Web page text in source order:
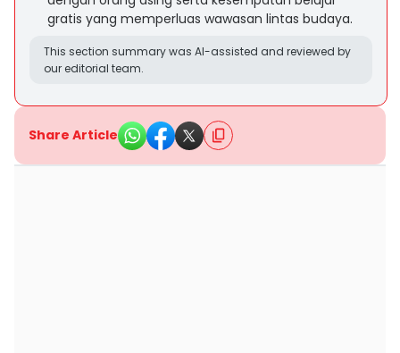
gratis yang memperluas wawasan lintas budaya.
This section summary was AI-assisted and reviewed by
our editorial team.
Share Article